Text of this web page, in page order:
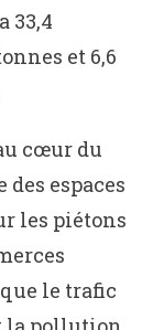
33,4
et 6,6
cœur du
espaces
les piétons
le trafic